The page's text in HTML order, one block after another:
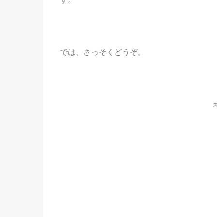
では、さっそくどうぞ。